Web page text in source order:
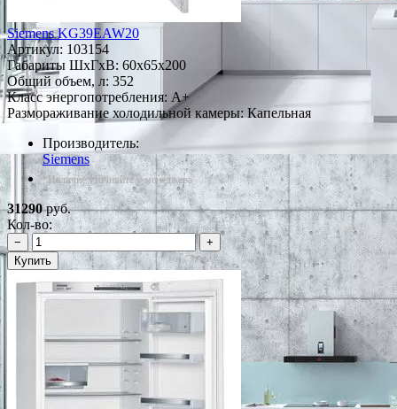
Siemens KG39EAW20
Артикул: 103154
Габариты ШxГxВ: 60x65x200
Общий объем, л: 352
Класс энергопотребления: A+
Размораживание холодильной камеры: Капельная
Производитель:
Siemens
*Наличие уточняйте у менеджера
31290руб.
Кол-во:
−
+
Купить